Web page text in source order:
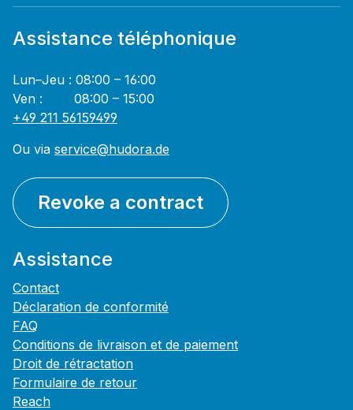
Assistance téléphonique
Lun–Jeu : 08:00 – 16:00
Ven : 08:00 – 15:00
+49 211 56159499
Ou via service@hudora.de
Revoke a contract
Assistance
Contact
Déclaration de conformité
FAQ
Conditions de livraison et de paiement
Droit de rétractation
Formulaire de retour
Reach